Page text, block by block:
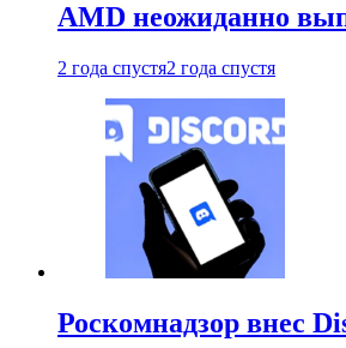
AMD неожиданно
2 года спустя2 года спустя
Роскомнадзор внес